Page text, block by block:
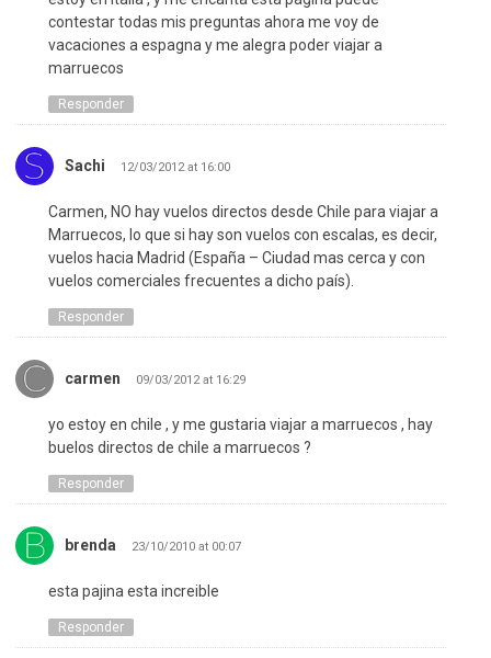
contestar todas mis preguntas ahora me voy de
vacaciones a espagna y me alegra poder viajar a
marruecos
Responder
Sachi 12/03/2012 at 16:00
Carmen, NO hay vuelos directos desde Chile para viajar a
Marruecos, lo que si hay son vuelos con escalas, es decir,
vuelos hacia Madrid (España – Ciudad mas cerca y con
vuelos comerciales frecuentes a dicho país).
Responder
carmen 09/03/2012 at 16:29
yo estoy en chile , y me gustaria viajar a marruecos , hay
buelos directos de chile a marruecos ?
Responder
brenda 23/10/2010 at 00:07
esta pajina esta increible
Responder